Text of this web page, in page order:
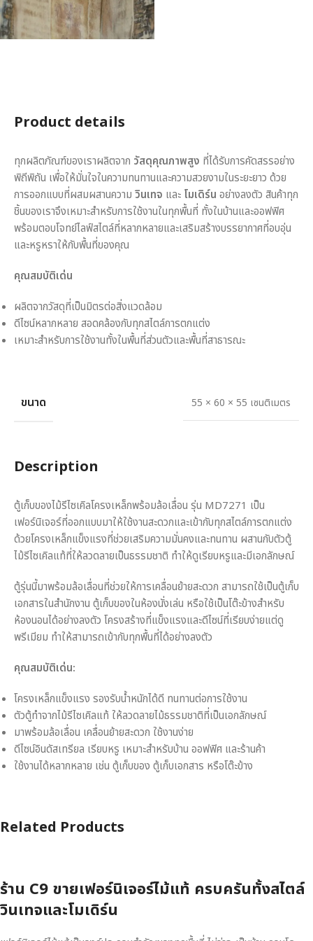
Product details
ทุกผลิตภัณฑ์ของเราผลิตจาก วัสดุคุณภาพสูง ที่ได้รับการคัดสรรอย่าง
พิถีพิถัน เพื่อให้มั่นใจในความทนทานและความสวยงามในระยะยาว ด้วย
การออกแบบที่ผสมผสานความ วินเทจ และ โมเดิร์น อย่างลงตัว สินค้าทุก
ชิ้นของเราจึงเหมาะสำหรับการใช้งานในทุกพื้นที่ ทั้งในบ้านและออฟฟิศ
พร้อมตอบโจทย์ไลฟ์สไตล์ที่หลากหลายและเสริมสร้างบรรยากาศที่อบอุ่น
และหรูหราให้กับพื้นที่ของคุณ
คุณสมบัติเด่น
ผลิตจากวัสดุที่เป็นมิตรต่อสิ่งแวดล้อม
ดีไซน์หลากหลาย สอดคล้องกับทุกสไตล์การตกแต่ง
เหมาะสำหรับการใช้งานทั้งในพื้นที่ส่วนตัวและพื้นที่สาธารณะ
ขนาด 55 × 60 × 55 เซนติเมตร
Description
ตู้เก็บของไม้รีไซเคิลโครงเหล็กพร้อมล้อเลื่อน รุ่น MD7271 เป็น
เฟอร์นิเจอร์ที่ออกแบบมาให้ใช้งานสะดวกและเข้ากับทุกสไตล์การตกแต่ง
ด้วยโครงเหล็กแข็งแรงที่ช่วยเสริมความมั่นคงและทนทาน ผสานกับตัวตู้
ไม้รีไซเคิลแท้ที่ให้ลวดลายเป็นธรรมชาติ ทำให้ดูเรียบหรูและมีเอกลักษณ์
ตู้รุ่นนี้มาพร้อมล้อเลื่อนที่ช่วยให้การเคลื่อนย้ายสะดวก สามารถใช้เป็นตู้เก็บ
เอกสารในสำนักงาน ตู้เก็บของในห้องนั่งเล่น หรือใช้เป็นโต๊ะข้างสำหรับ
ห้องนอนได้อย่างลงตัว โครงสร้างที่แข็งแรงและดีไซน์ที่เรียบง่ายแต่ดู
พรีเมียม ทำให้สามารถเข้ากับทุกพื้นที่ได้อย่างลงตัว
คุณสมบัติเด่น:
โครงเหล็กแข็งแรง รองรับน้ำหนักได้ดี ทนทานต่อการใช้งาน
ตัวตู้ทำจากไม้รีไซเคิลแท้ ให้ลวดลายไม้ธรรมชาติที่เป็นเอกลักษณ์
มาพร้อมล้อเลื่อน เคลื่อนย้ายสะดวก ใช้งานง่าย
ดีไซน์อินดัสเทรียล เรียบหรู เหมาะสำหรับบ้าน ออฟฟิศ และร้านค้า
ใช้งานได้หลากหลาย เช่น ตู้เก็บของ ตู้เก็บเอกสาร หรือโต๊ะข้าง
Related Products
ร้าน C9 ขายเฟอร์นิเจอร์ไม้แท้ ครบครันทั้งสไตล์
วินเทจและโมเดิร์น